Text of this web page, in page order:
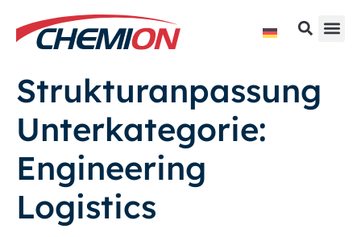
Strukturanpassung
Unterkategorie:
Engineering
Logistics